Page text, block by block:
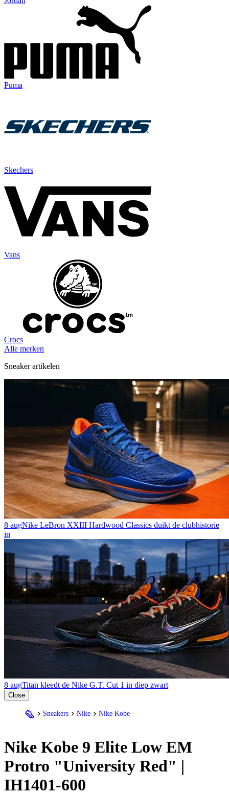
Puma
Skechers
Vans
Crocs
Alle merken
Sneaker artikelen
8 augNike LeBron XXIII Hardwood Classics duikt de clubhistorie
in
8 augTitan kleedt de Nike G.T. Cut 1 in diep zwart
Close
Sneakers Nike Nike Kobe
Nike Kobe 9 Elite Low EM
Protro "University Red" |
IH1401-600